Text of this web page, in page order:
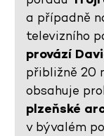
a případně
televizního
provází
přibližně 20
obsahuje
plzeňské
v bývalém